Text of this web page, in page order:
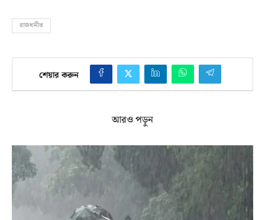
রাজধানীত
শেয়ার করুন
আরও পড়ুন